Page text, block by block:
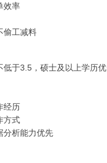
率
工减料
于3.5，硕士及以上学历
历
式
析能力优先